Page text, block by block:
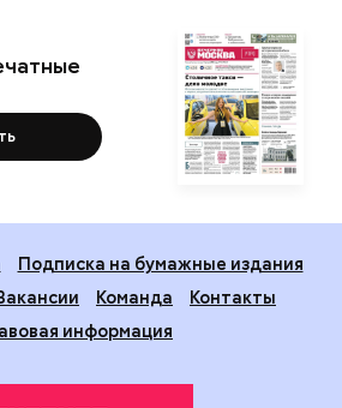
Подписка на бумажные издания
Команда
Контакты
информация